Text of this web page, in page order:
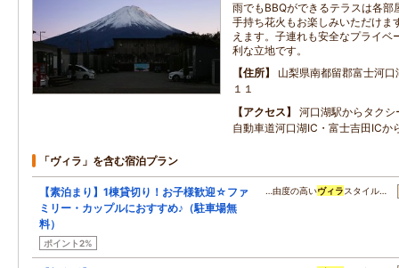
雨でもBBQができるテラスは各部
手持ち花火もお楽しみいただけま
えます。子連れも安全なプライベ
利な立地です。
住所
山梨県南都留郡富士河
１１
アクセス
河口湖駅からタク
自動車道河口湖IC・富士吉田ICか
「ヴィラ」を含む宿泊プラン
【素泊まり】1棟貸切り！お子様歓迎☆ファ
ミリー・カップルにおすすめ♪（駐車場無
料）
ポイント2%
…由度の高いヴィラスタイル…